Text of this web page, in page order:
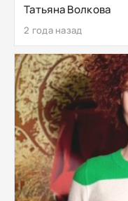
Татьяна Волкова
2 года назад